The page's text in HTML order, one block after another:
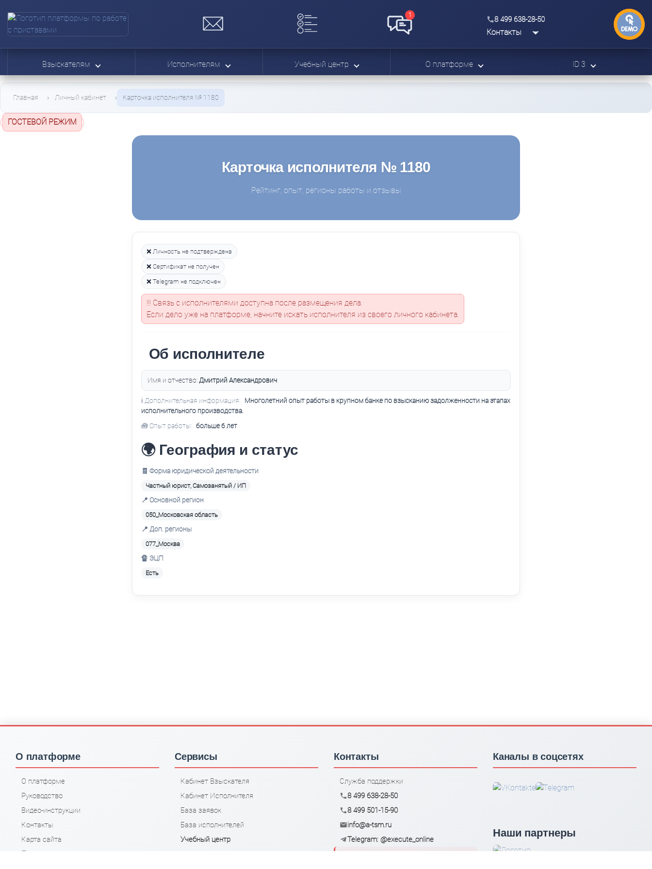
1
8 499 638-28-50
Контакты
ID 3
Взыскателям Исполнителям Учебный центр О платформе
Главная Личный кабинет Карточка исполнителя № 1180
( ГОСТЕВОЙ РЕЖИМ )
Карточка исполнителя № 1180
Рейтинг, опыт, регионы работы и отзывы
❌ Личность не подтверждена
❌ Сертификат не получен
❌ Telegram не подключен
!!! Связь с исполнителями доступна после размещения дела.
Если дело уже на платформе, начните искать исполнителя из своего личного кабинета.
Об исполнителе
Имя и отчество:Дмитрий Александрович
ℹ️ Дополнительная информация:
Многолетний опыт работы в крупном банке по взысканию задолженности на этапах
исполнительного производства.
🧰 Опыт работы: больше 6 лет
🌍 География и статус
🧾 Форма юридической деятельности
Частный юрист, Самозанятый / ИП
📍 Основной регион
050_Московская область
📍 Доп. регионы
077_Москва
🔏 ЭЦП
Есть
О платформе
О платформе
Руководство
Видео-инструкции
Контакты
Карта сайта
Правила
Сервисы
Кабинет Взыскателя
Кабинет Исполнителя
База заявок
База исполнителей
Учебный центр
Контакты
Служба поддержки
8 499 638-28-50
8 499 501-15-90
info@a-tsm.ru
Telegram: @execute_online
Каналы в соцсетях
Наши партнеры